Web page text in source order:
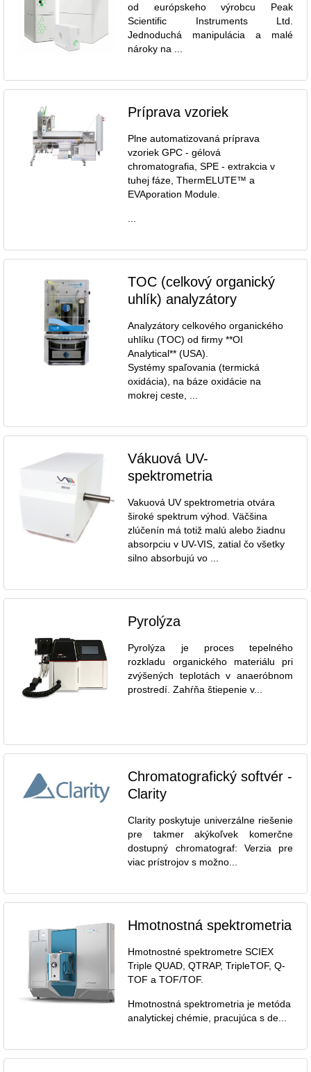
od európskeho výrobcu Peak
Scientific Instruments Ltd.
Jednoduchá manipulácia a malé
nároky na ...
Príprava vzoriek
Plne automatizovaná príprava
vzoriek GPC - gélová
chromatografia, SPE - extrakcia v
tuhej fáze, ThermELUTE™ a
EVAporation Module.
TOC (celkový organický
uhlík) analyzátory
Analyzátory celkového organického
uhlíku (TOC) od firmy **OI
Analytical** (USA).
Systémy spaľovania (termická
oxidácia), na báze oxidácie na
mokrej ceste, ...
Vákuová UV-
spektrometria
Vakuová UV spektrometria otvára
široké spektrum výhod. Väčšina
zlúčenín má totiž malú alebo žiadnu
absorpciu v UV-VIS, zatial čo všetky
silno absorbujú vo ...
Pyrolýza
Pyrolýza je proces tepelného
rozkladu organického materiálu pri
zvýšených teplotách v anaeróbnom
prostredí. Zahŕňa štiepenie v...
Chromatografický softvér -
Clarity
Clarity poskytuje univerzálne riešenie
pre takmer akýkoľvek komerčne
dostupný chromatograf: Verzia pre
viac prístrojov s možno...
Hmotnostná spektrometria
Hmotnostné spektrometre SCIEX
Triple QUAD, QTRAP, TripleTOF, Q-
TOF a TOF/TOF.
Hmotnostná spektrometria je metóda
analytickej chémie, pracujúca s de...